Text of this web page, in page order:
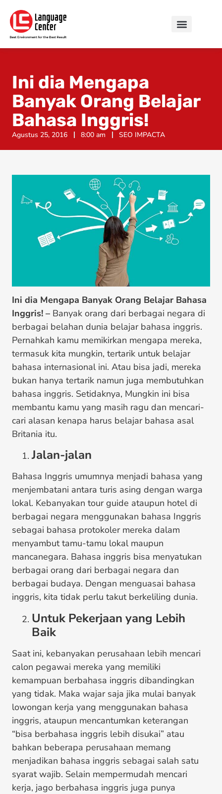
Ini dia Mengapa
Banyak Orang Belajar
Bahasa Inggris!
Agustus 25, 2016 8:00 am SEO IMPACTA
Ini dia Mengapa Banyak Orang Belajar Bahasa
Inggris! – Banyak orang dari berbagai negara di
berbagai belahan dunia belajar bahasa inggris.
Pernahkah kamu memikirkan mengapa mereka,
termasuk kita mungkin, tertarik untuk belajar
bahasa internasional ini. Atau bisa jadi, mereka
bukan hanya tertarik namun juga membutuhkan
bahasa inggris. Setidaknya, Mungkin ini bisa
membantu kamu yang masih ragu dan mencari-
cari alasan kenapa harus belajar bahasa asal
Britania itu.
Jalan-jalan
Bahasa Inggris umumnya menjadi bahasa yang
menjembatani antara turis asing dengan warga
lokal. Kebanyakan tour guide ataupun hotel di
berbagai negara menggunakan bahasa Inggris
sebagai bahasa protokoler mereka dalam
menyambut tamu-tamu lokal maupun
mancanegara. Bahasa inggris bisa menyatukan
berbagai orang dari berbagai negara dan
berbagai budaya. Dengan menguasai bahasa
inggris, kita tidak perlu takut berkeliling dunia.
Untuk Pekerjaan yang Lebih
Baik
Saat ini, kebanyakan perusahaan lebih mencari
calon pegawai mereka yang memiliki
kemampuan berbahasa inggris dibandingkan
yang tidak. Maka wajar saja jika mulai banyak
lowongan kerja yang menggunakan bahasa
inggris, ataupun mencantumkan keterangan
“bisa berbahasa inggris lebih disukai” atau
bahkan beberapa perusahaan memang
menjadikan bahasa inggris sebagai salah satu
syarat wajib. Selain mempermudah mencari
kerja, jago berbahasa inggris juga punya